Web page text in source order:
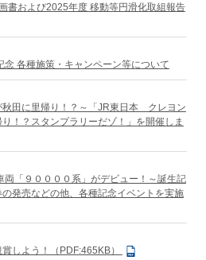
書および2025年度 移動等円滑化取組報告
念 各種施策・キャンペーン等について
秋田に里帰り！？～「JR東日本 クレヨン
！？スタンプラリーだゾ！」を開催しま
両「９００００系」がデビュー！～誕生記
発売などの他、各種記念イベントを実施
しよう！（PDF:465KB）